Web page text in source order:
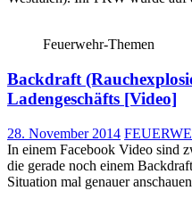
Feuerwehr-Themen
Backdraft
Ladengeschäfts [Video]
28. November 2014
In einem Facebook Video sind
die gerade noch einem
Situation mal genauer